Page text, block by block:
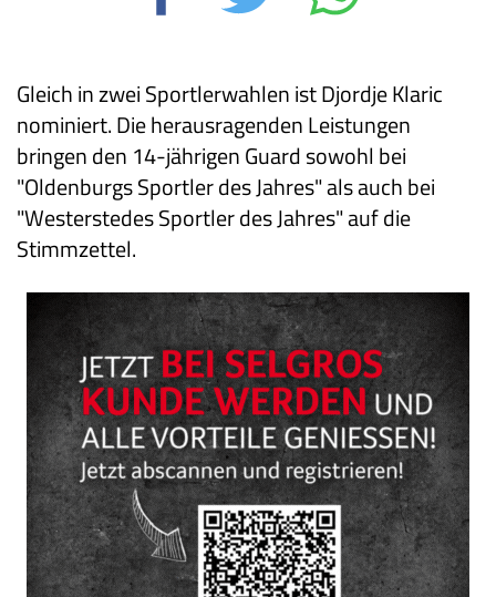
Gleich in zwei Sportlerwahlen ist Djordje Klaric
nominiert. Die herausragenden Leistungen
bringen den 14-jährigen Guard sowohl bei
"Oldenburgs Sportler des Jahres" als auch bei
"Westerstedes Sportler des Jahres" auf die
Stimmzettel.